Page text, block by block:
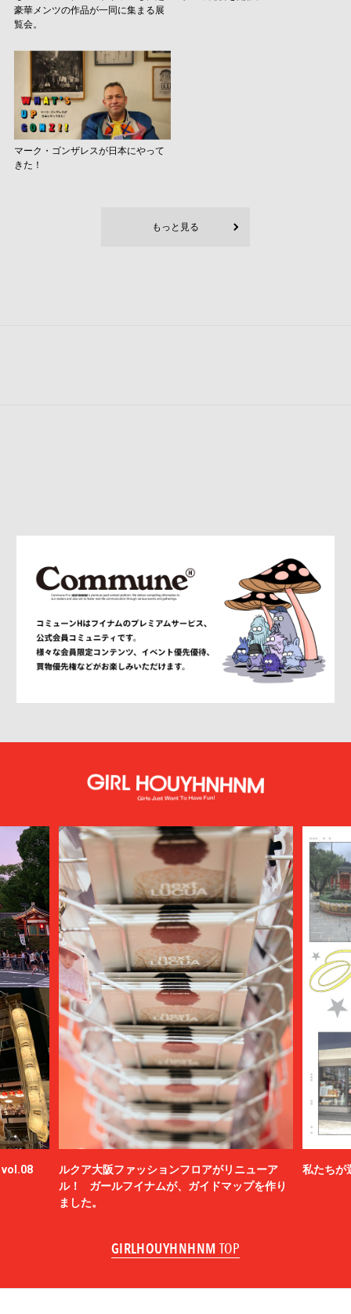
豪華メンツの作品が一同に集まる展
覧会。
マーク・ゴンザレスが日本にやって
きた！
もっと見る
vol.08
ルクア大阪ファッションフロアがリニューア
ル！ ガールフイナムが、ガイドマップを作り
ました。
私たちが
GIRLHOUYHNHNM TOP